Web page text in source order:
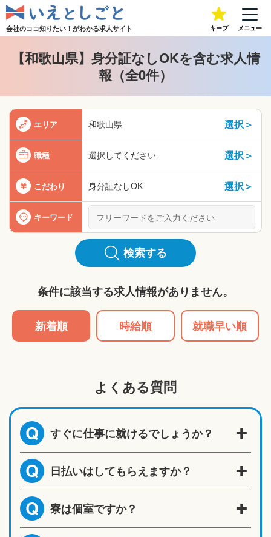
会社のココ知りたい！がわかる求人サイト キープ メニュー
【和歌山県】身分証なしOKを含む求人情
報（全0件）
エリア 和歌山県 選択＞
職種 選択してください 選択＞
こだわり 身分証なしOK 選択＞
キーワード
検索する
条件に該当する求人情報がありません。
新着順 時給順 就職早い順
よくある質問
Q すぐに仕事に就けるでしょうか？
Q 日払いはしてもらえますか？
Q 寮は個室ですか？